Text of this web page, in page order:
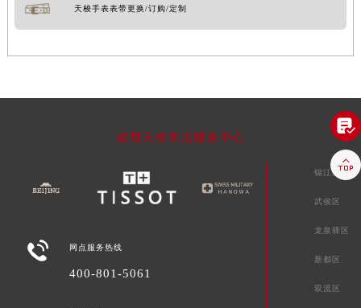
天梭手表表带更换/订购/定制
成都天梭售后服务中心
 网点服务热线
400-801-5061
锦江区
武侯区
龙泉驿区
新都区
双流区

